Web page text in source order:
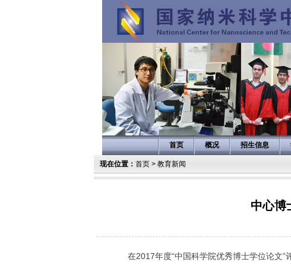
首页 概况 招生信息
现在位置： 首页 > 教育新闻
中心博
在2017年度“中国科学院优秀博士学位论文”